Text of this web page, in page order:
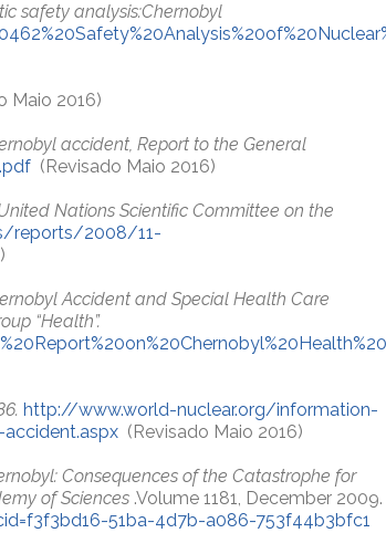
safety analysis:Chernobyl
Maio 2016)
accident, Report to the General
(Revisado Maio 2016)
Nations Scientific Committee on the
reports/2008/11-
Accident and Special Health Care
“Health”.
http://www.world-nuclear.org/information-
(Revisado Maio 2016)
Consequences of the Catastrophe for
of Sciences .Volume 1181, December 2009.
51ba-4d7b-a086-753f44b3bfc1